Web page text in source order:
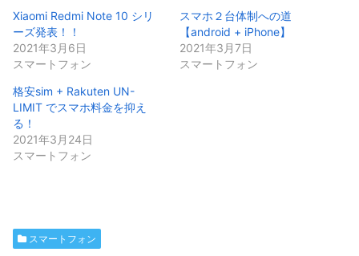
Xiaomi Redmi Note 10 シリ
ーズ発表！！
2021年3月6日
スマートフォン
スマホ２台体制への道 
【android + iPhone】
2021年3月7日
スマートフォン
格安sim + Rakuten UN-
LIMIT でスマホ料金を抑え
る！
2021年3月24日
スマートフォン
スマートフォン